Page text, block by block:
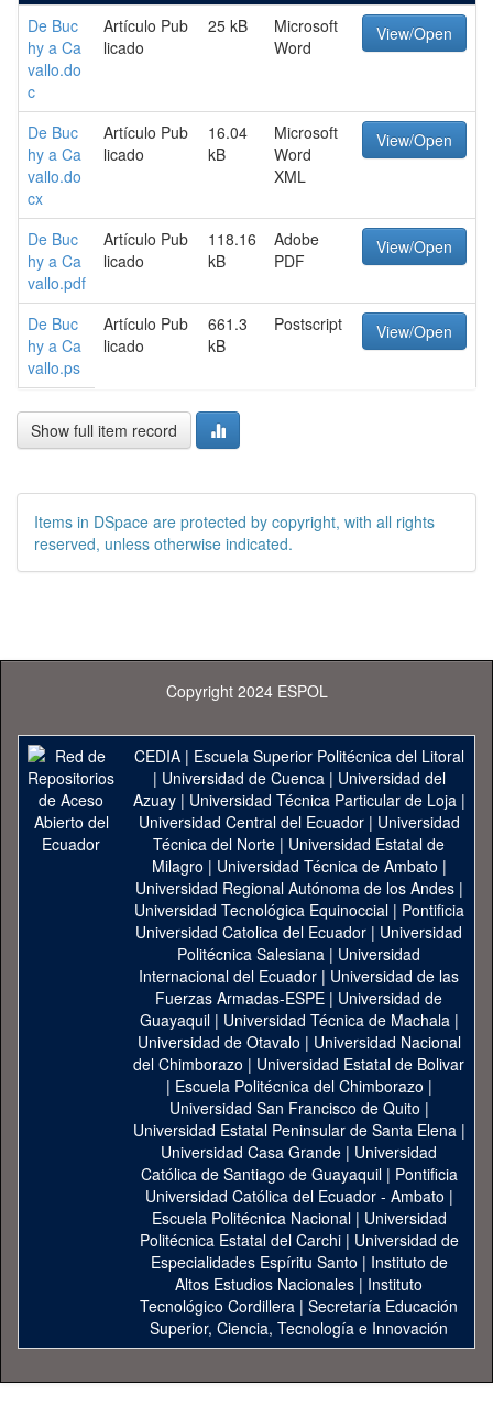
De Buc
hy a Ca
vallo.do
c
Artículo Pub
licado
25 kB
Microsoft
Word
View/Open
De Buc
hy a Ca
vallo.do
cx
Artículo Pub
licado
16.04
kB
Microsoft
Word
XML
View/Open
De Buc
hy a Ca
vallo.pdf
Artículo Pub
licado
118.16
kB
Adobe
PDF
View/Open
De Buc
hy a Ca
vallo.ps
Artículo Pub
licado
661.3
kB
Postscript View/Open
Show full item record
Items in DSpace are protected by copyright, with all rights
reserved, unless otherwise indicated.
Copyright 2024 ESPOL
CEDIA| Escuela Superior Politécnica del Litoral
| Universidad de Cuenca| Universidad del
Azuay| Universidad Técnica Particular de Loja|
Universidad Central del Ecuador| Universidad
Técnica del Norte | Universidad Estatal de
Milagro | Universidad Técnica de Ambato |
Universidad Regional Autónoma de los Andes|
Universidad Tecnológica Equinoccial| Pontificia
Universidad Catolica del Ecuador | Universidad
Politécnica Salesiana | Universidad
Internacional del Ecuador | Universidad de las
Fuerzas Armadas-ESPE | Universidad de
Guayaquil| Universidad Técnica de Machala|
Universidad de Otavalo | Universidad Nacional
del Chimborazo | Universidad Estatal de Bolivar
| Escuela Politécnica del Chimborazo |
Universidad San Francisco de Quito |
Universidad Estatal Peninsular de Santa Elena|
Universidad Casa Grande | Universidad
Católica de Santiago de Guayaquil| Pontificia
Universidad Católica del Ecuador - Ambato |
Escuela Politécnica Nacional| Universidad
Politécnica Estatal del Carchi| Universidad de
Especialidades Espíritu Santo | Instituto de
Altos Estudios Nacionales | Instituto
Tecnológico Cordillera | Secretaría Educación
Superior, Ciencia, Tecnología e Innovación